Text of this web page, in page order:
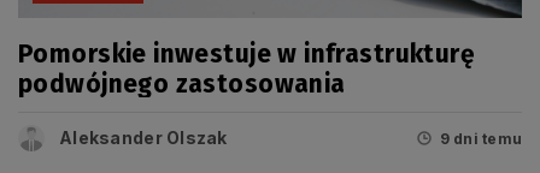
Pomorskie inwestuje w infrastrukturę
podwójnego zastosowania
Aleksander Olszak 9 dni temu